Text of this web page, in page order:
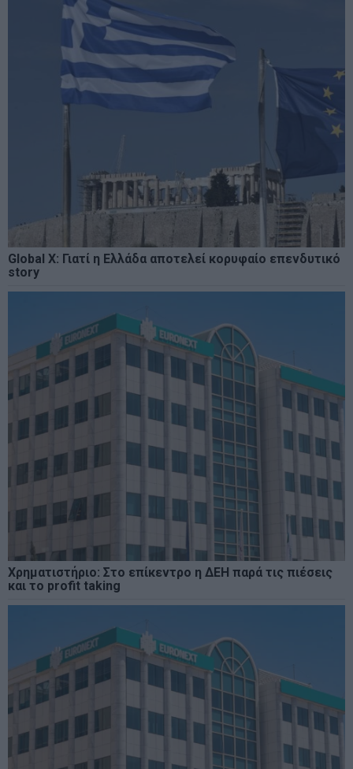
Global X: Γιατί η Ελλάδα αποτελεί κορυφαίο επενδυτικό
story
Χρηματιστήριο: Στο επίκεντρο η ΔΕΗ παρά τις πιέσεις
και το profit taking